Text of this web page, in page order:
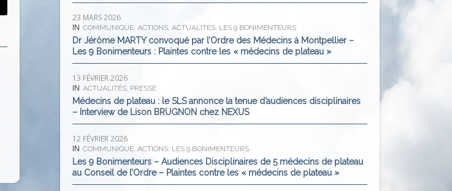
23 MARS 2026
IN COMMUNIQUE,ACTIONS,ACTUALITÉS, LES 9 BONIMENTEURS
Dr Jérôme MARTY convoqué par l’Ordre des Médecins à Montpellier –
Les 9 Bonimenteurs : Plaintes contre les « médecins de plateau »
13 FÉVRIER 2026
IN ACTUALITÉS, PRESSE
Médecins de plateau : le SLS annonce la tenue d’audiences disciplinaires
– Interview de Lison BRUGNON chez NEXUS
12 FÉVRIER 2026
IN COMMUNIQUE,ACTIONS, LES 9 BONIMENTEURS
Les 9 Bonimenteurs – Audiences Disciplinaires de 5 médecins de plateau
au Conseil de l’Ordre – Plaintes contre les « médecins de plateau »